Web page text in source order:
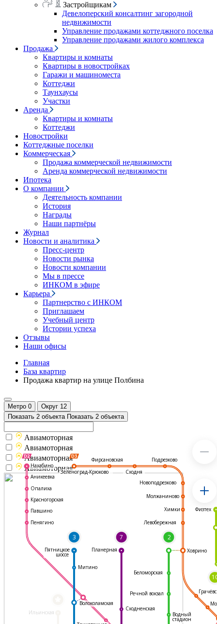
Застройщикам
Девелоперский консалтинг загородной
недвижимости
Управление продажами коттеджного поселка
Управление продажами жилого комплекса
Продажа
Квартиры и комнаты
Квартиры в новостройках
Гаражи и машиноместа
Коттеджи
Таунхаусы
Участки
Аренда
Квартиры и комнаты
Коттеджи
Новостройки
Коттеджные поселки
Коммерческая
Продажа коммерческой недвижимости
Аренда коммерческой недвижимости
Ипотека
О компании
Деятельность компании
История
Награды
Наши партнёры
Журнал
Новости и аналитика
Пресс-центр
Новости рынка
Новости компании
Мы в прессе
ИНКОМ в эфире
Карьера
Партнерство с ИНКОМ
Приглашаем
Учебный центр
Истории успеха
Отзывы
Наши офисы
Главная
База квартир
Продажа квартир на улице Полбина
Метро 0 Округ 12
Показать 2 объекта Показать 2 объекта
Ильинская
3 7 2
Фирсановская
Сходня
Подрезково
Новоподрезково
Молжаниново
Химки
Левобережная
Ховрино
Водный
стадион
Сходненская
Волоколамская
Митино
Нахабино
Аникеевка
Опалиха
Красногорская
Павшино
Пенягино
Пятницкое
шоссе
Планерная
Физтех
Речной вокзал
Беломорская
Зеленоград-Крюково
Авиамоторная
Авиамоторная
Авиамоторная
Авиамоторная